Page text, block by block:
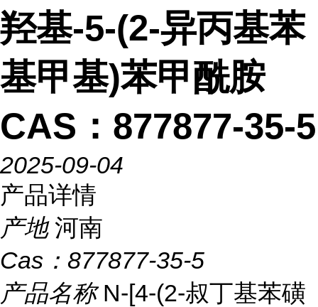
羟基-5-(2-异丙基苯
基甲基)苯甲酰胺
CAS：877877-35-5
2025-09-04
产品详情
产地 河南
Cas： 877877-35-5
产品名称N-[4-(2-叔丁基苯磺